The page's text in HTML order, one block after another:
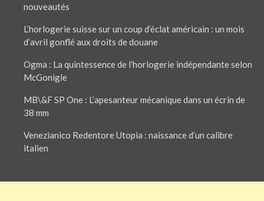
nouveautés
L’horlogerie suisse sur un coup d’éclat américain : un mois
d’avril gonflé aux droits de douane
Ogma : La quintessence de l’horlogerie indépendante selon
McGonigle
MB\&F SP One : L’apesanteur mécanique dans un écrin de
38 mm
Venezianico Redentore Utopia : naissance d’un calibre
italien